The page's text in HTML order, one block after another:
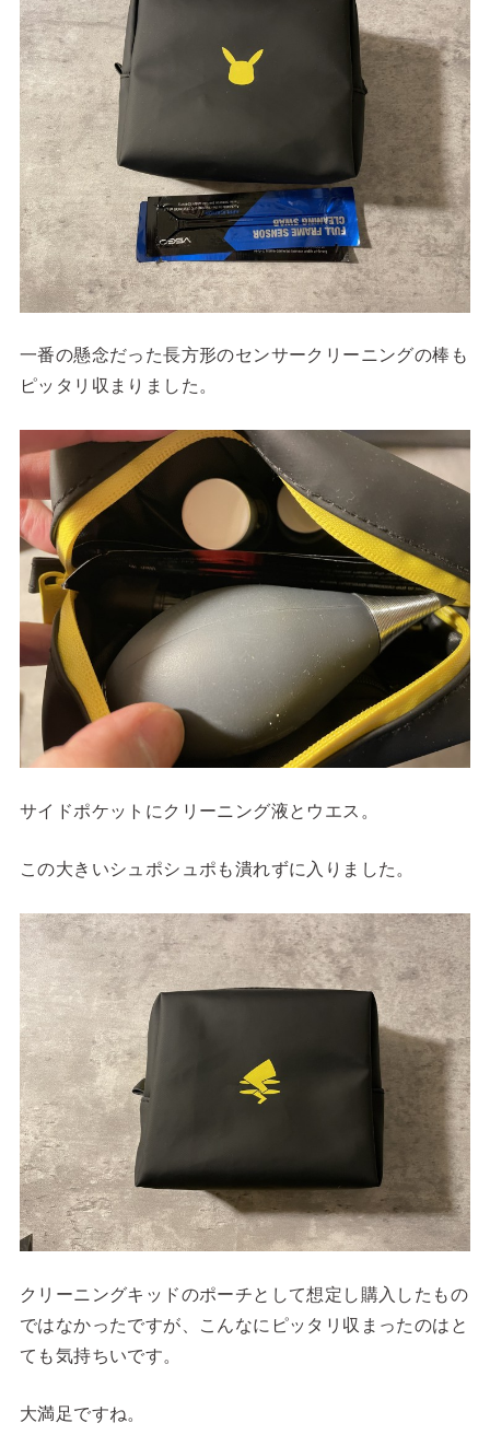
一番の懸念だった長方形のセンサークリーニングの棒も
ピッタリ収まりました。
サイドポケットにクリーニング液とウエス。
この大きいシュポシュポも潰れずに入りました。
クリーニングキッドのポーチとして想定し購入したもの
ではなかったですが、こんなにピッタリ収まったのはと
ても気持ちいです。
大満足ですね。